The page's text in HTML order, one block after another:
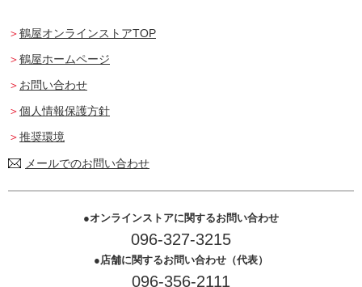
鶴屋オンラインストアTOP
鶴屋ホームページ
お問い合わせ
個人情報保護方針
推奨環境
メールでのお問い合わせ
オンラインストアに関するお問い合わせ
096-327-3215
店舗に関するお問い合わせ（代表）
096-356-2111